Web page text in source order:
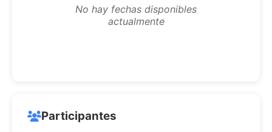
No hay fechas disponibles
actualmente
Participantes